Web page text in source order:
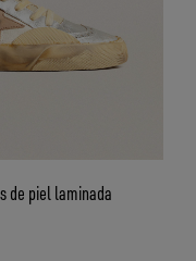
de piel laminada